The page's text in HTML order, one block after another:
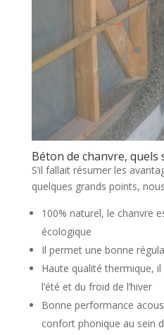
Béton de chanvre, quels
S’il fallait résumer les
quelques grands points,
100% naturel, le chanvre
écologique
Il permet une bonne
Haute qualité thermique,
l’été et du froid de l’hiver
Bonne performance
confort phonique au sein